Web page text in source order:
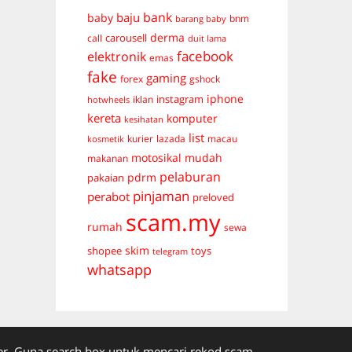
baby baju bank barang baby bnm
call carousell derma duit lama
elektronik emas facebook
fake forex gaming gshock
hotwheels iklan instagram iphone
kereta kesihatan komputer
kosmetik kurier lazada list macau
makanan motosikal mudah
pakaian pdrm pelaburan
perabot pinjaman preloved
rumah scam.my sewa
shopee skim telegram toys
whatsapp